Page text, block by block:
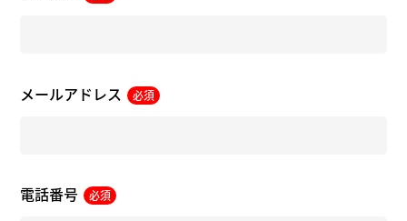
メールアドレス 必須
電話番号 必須